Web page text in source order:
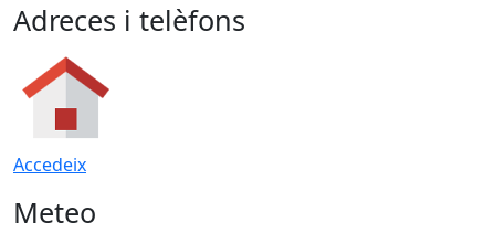
Adreces i telèfons
Accedeix
Meteo